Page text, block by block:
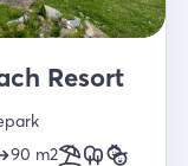
Resort
90 m2